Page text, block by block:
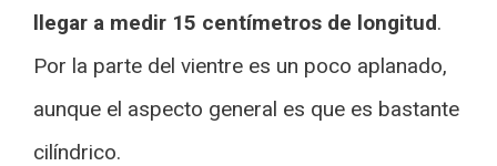
llegar a medir 15 centímetros de longitud.
Por la parte del vientre es un poco aplanado,
aunque el aspecto general es que es bastante
cilíndrico.